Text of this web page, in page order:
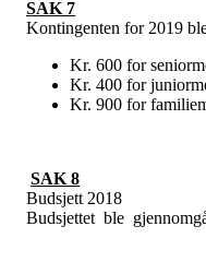
SAK 7
Kontingenten for 2019
Kr. 600 for
Kr. 400 for
Kr. 900 for
SAK 8
Budsjett 2018
Budsjettet ble